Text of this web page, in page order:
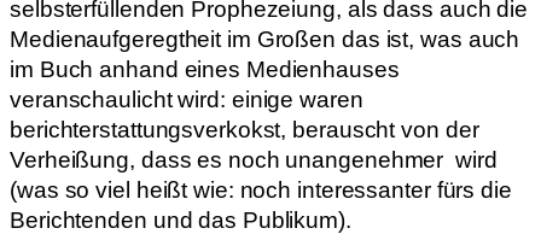
selbsterfüllenden Prophezeiung, als dass auch die
Medienaufgeregtheit im Großen das ist, was auch
im Buch anhand eines Medienhauses
veranschaulicht wird: einige waren
berichterstattungsverkokst, berauschtvon der
Verheißung, dass es noch unangenehmer wird
(was so viel heißt wie: noch interessanter fürs die
Berichtenden und das Publikum).